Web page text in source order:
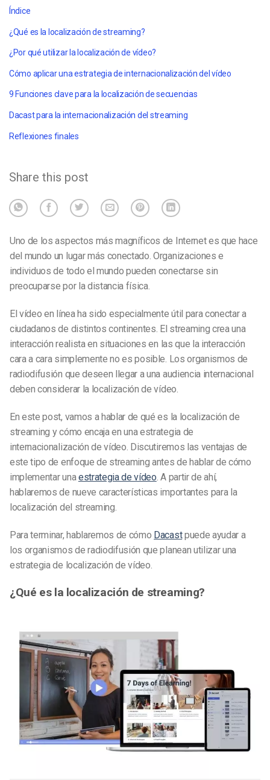
Índice
¿Qué es la localización de streaming?
¿Por qué utilizar la localización de vídeo?
Cómo aplicar una estrategia de internacionalización del vídeo
9 Funciones clave para la localización de secuencias
Dacast para la internacionalización del streaming
Reflexiones finales
Share this post
Uno de los aspectos más magníficos de Internet es que hace
del mundo un lugar más conectado. Organizaciones e
individuos de todo el mundo pueden conectarse sin
preocuparse por la distancia física.
El vídeo en línea ha sido especialmente útil para conectar a
ciudadanos de distintos continentes. El streaming crea una
interacción realista en situaciones en las que la interacción
cara a cara simplemente no es posible. Los organismos de
radiodifusión que deseen llegar a una audiencia internacional
deben considerar la localización de vídeo.
En este post, vamos a hablar de qué es la localización de
streaming y cómo encaja en una estrategia de
internacionalización de vídeo. Discutiremos las ventajas de
este tipo de enfoque de streaming antes de hablar de cómo
implementar unaestrategia de vídeo. A partir de ahí,
hablaremos de nueve características importantes para la
localización del streaming.
Para terminar, hablaremos de cómo Dacastpuede ayudar a
los organismos de radiodifusión que planean utilizar una
estrategia de localización de vídeo.
¿Qué es la localización de streaming?